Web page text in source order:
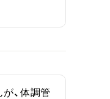
、体調管